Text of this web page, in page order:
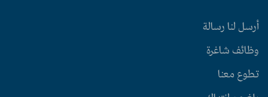
أرسل لنا رسالة
وظائف شاغرة
تطوع معنا